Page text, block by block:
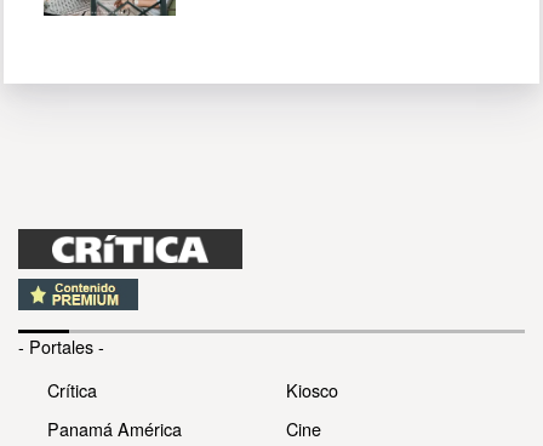
- Portales -
Crítica
Panamá América
Kiosco
Cine